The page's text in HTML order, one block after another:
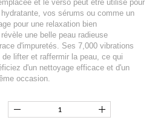
et le verso peut être utilisé pour
vos sérums ou comme un
pour une relaxation bien
une belle peau radieuse
d'impuretés. Ses 7,000 vibrations
lifter et raffermir la peau, ce qui
d'un nettoyage efficace et d'un
occasion.